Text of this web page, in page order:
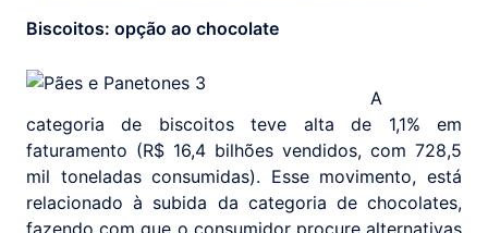
Biscoitos: opção ao chocolate
A
categoria de biscoitos teve alta de 1,1% em
faturamento (R$ 16,4 bilhões vendidos, com 728,5
mil toneladas consumidas). Esse movimento, está
relacionado à subida da categoria de chocolates,
fazendo com que o consumidor procure alternativas